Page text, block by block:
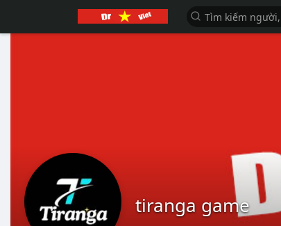
tiranga game